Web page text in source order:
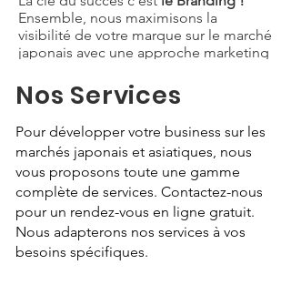
Ensemble, nous maximisons la
visibilité de votre marque sur le marché
japonais avec une approche marketing
Nos Services
Pour développer votre business sur les
marchés japonais et asiatiques, nous
vous proposons toute une gamme
complète de services. Contactez-nous
pour un rendez-vous en ligne gratuit.
Nous adapterons nos services à vos
besoins spécifiques.